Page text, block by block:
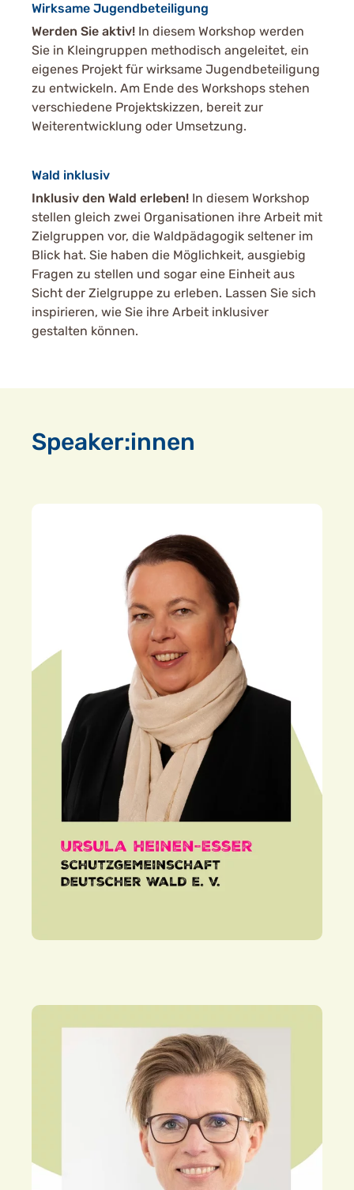
Wirksame Jugendbeteiligung
Werden Sie aktiv! In diesem Workshop werden
Sie in Kleingruppen methodisch angeleitet, ein
eigenes Projekt für wirksame Jugendbeteiligung
zu entwickeln. Am Ende des Workshops stehen
verschiedene Projektskizzen, bereit zur
Weiterentwicklung oder Umsetzung.
Wald inklusiv
Inklusiv den Wald erleben! In diesem Workshop
stellen gleich zwei Organisationen ihre Arbeit mit
Zielgruppen vor, die Waldpädagogik seltener im
Blick hat. Sie haben die Möglichkeit, ausgiebig
Fragen zu stellen und sogar eine Einheit aus
Sicht der Zielgruppe zu erleben. Lassen Sie sich
inspirieren, wie Sie ihre Arbeit inklusiver
gestalten können.
Speaker:innen